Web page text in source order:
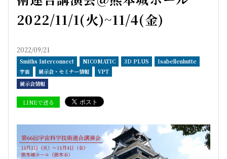
2022/11/1(火)~11/4(金)
2022/09/21
Smiths Interconnect NICOMATIC 3D PLUS
Isabellenhutte
宇宙
展示会・セミナー情報
VPT
展示会情報
LINEで送る